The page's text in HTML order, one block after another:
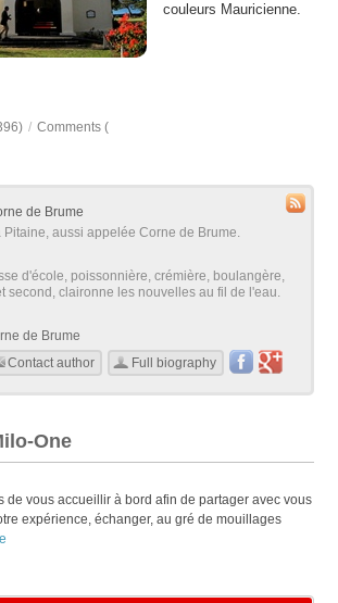
couleurs Mauricienne.
/ Comments (
de Brume
Pitaine, aussi appelée Corne de Brume.
d'école, poissonnière, crémière, boulangère,
second, claironne les nouvelles au fil de l'eau.
de Brume
Contact author
Full biography
One
de vous accueillir à bord afin de partager avec vous
expérience, échanger, au gré de mouillages